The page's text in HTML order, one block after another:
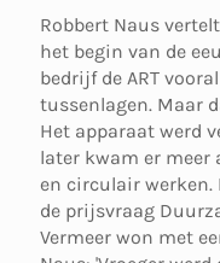
Robbert Naus
het begin van de
bedrijf de ART
tussenlagen. Maar
Het apparaat werd
later kwam er
en circulair werken.
de prijsvraag
Vermeer won met